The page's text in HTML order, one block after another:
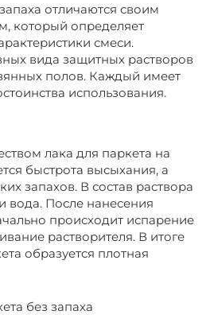
отличаются своим
который определяет
смеси.
вида защитных растворов
полов. Каждый имеет
использования.
лака для паркета на
быстрота высыхания, а
запахов. В состав раствора
вода. После нанесения
происходит испарение
растворителя. В итоге
образуется плотная
без запаха